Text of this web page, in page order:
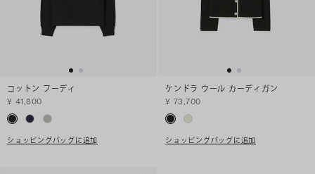
コットン フーディ
¥ 41,800
ショッピングバッグに追加
ケンドラ ウール カーディガン
¥ 73,700
ショッピングバッグに追加